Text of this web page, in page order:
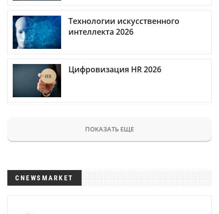
Технологии искусственного
интеллекта 2026
Цифровизация HR 2026
ПОКАЗАТЬ ЕЩЕ
CNEWSMARKET